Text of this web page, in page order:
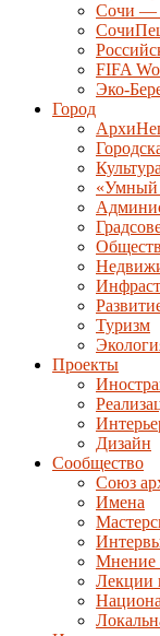
Сочи —
FIFA
Эко-
Город
Культура
«Умный
Туризм
Проекты
Дизайн
Сообщество
Союз
Имена
Мнение
Лекции